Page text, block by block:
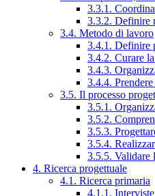
3.3.1.
3.3.2. Definire
3.4. Metodo di lavoro
3.4.1. Definire
3.4.2. Curare
3.4.3.
3.4.4.
3.5. Il processo
3.5.1.
3.5.2.
3.5.3.
3.5.4.
3.5.5. Validare
4. Ricerca progettuale
4.1. Ricerca primaria
4.1.1. Interviste